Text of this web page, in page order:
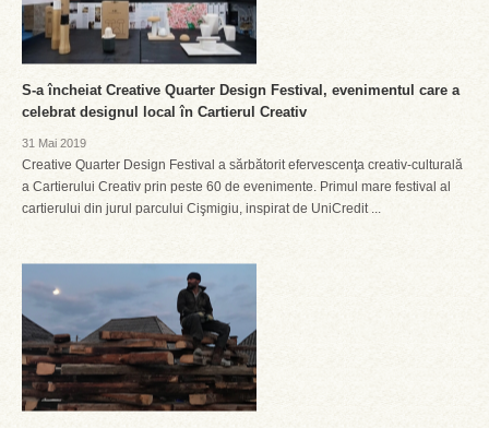
S-a încheiat Creative Quarter Design Festival, evenimentul care a
celebrat designul local în Cartierul Creativ
31 Mai 2019
Creative Quarter Design Festival a sărbătorit efervescenţa creativ-culturală
a Cartierului Creativ prin peste 60 de evenimente. Primul mare festival al
cartierului din jurul parcului Cişmigiu, inspirat de UniCredit ...